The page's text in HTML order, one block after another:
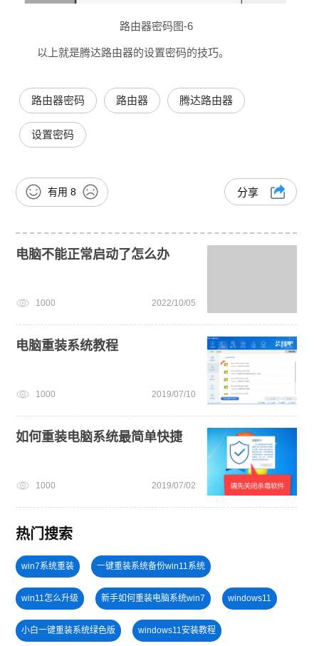
路由器密码图-6
以上就是腾达路由器的设置密码的技巧。
路由器密码 路由器 腾达路由器
设置密码
有用 8 分享
电脑不能正常启动了怎么办
1000 2022/10/05
电脑重装系统教程
1000 2019/07/10
如何重装电脑系统最简单快捷
1000 2019/07/02
热门搜索
win7系统重装 一键重装系统备份win11系统
win11怎么升级 新手如何重装电脑系统win7 windows11
小白一键重装系统绿色版 windows11安装教程